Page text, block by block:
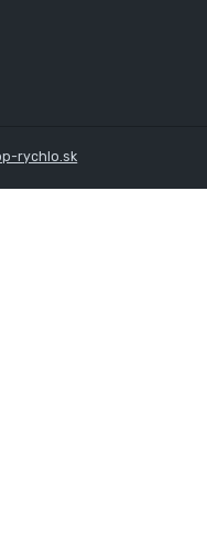
rychlo.sk